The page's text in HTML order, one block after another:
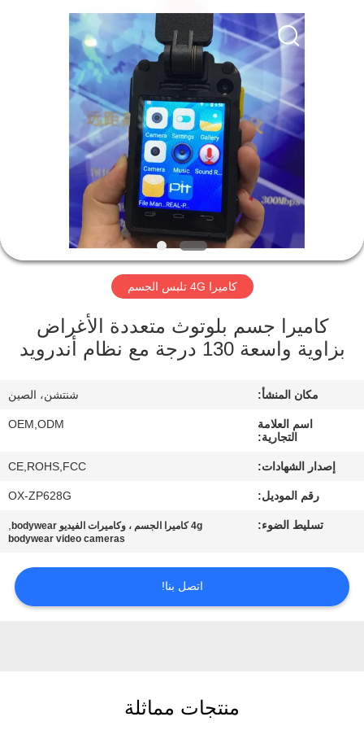
المنزل
المنتجات
فيديوهات
برنامج
VR
حولنا
المصنع
مراقبة
الجودة
اتصل
بنا
كاميرا 4G تلبس الجسم
كاميرا جسم بلوتوث متعددة الأغراض
بزاوية واسعة 130 درجة مع نظام أندرويد
مكان المنشأ: شنتشن، الصين
اسم العلامة
التجارية:
OEM,ODM
إصدار الشهادات: CE,ROHS,FCC
رقم الموديل: OX-ZP628G
تسليط الضوء: 4g كاميرا الجسم ، وكاميرات الفيديو bodywear ,
bodywear video cameras
اتصل بنا!
منتجات مماثلة